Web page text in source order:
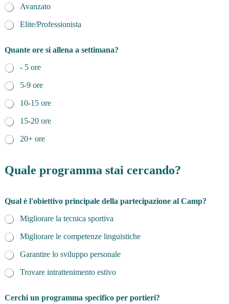
Avanzato
Elite/Professionista
Quante ore si allena a settimana?
- 5 ore
5-9 ore
10-15 ore
15-20 ore
20+ ore
Quale programma stai cercando?
Qual è l'obiettivo principale della partecipazione al Camp?
Migliorare la tecnica sportiva
Migliorare le competenze linguistiche
Garantire lo sviluppo personale
Trovare intrattenimento estivo
Cerchi un programma specifico per portieri?